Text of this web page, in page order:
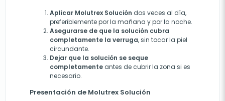
Aplicar Molutrex Solución dos veces al día,
preferiblemente por la mañana y por la noche.
Asegurarse de que la solución cubra
completamente la verruga, sin tocar la piel
circundante.
Dejar que la solución se seque
completamente antes de cubrir la zona si es
necesario.
Presentación de Molutrex Solución